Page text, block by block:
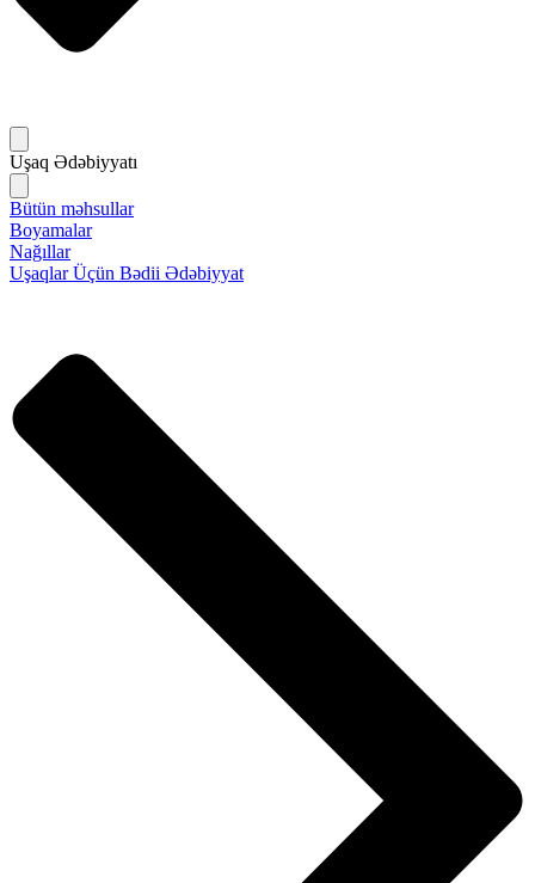
Uşaq Ədəbiyyatı
Bütün məhsullar
Boyamalar
Nağıllar
Uşaqlar Üçün Bədii Ədəbiyyat